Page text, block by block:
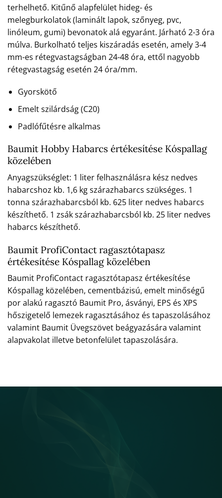
terhelhető. Kitűnő alapfelület hideg- és
melegburkolatok (laminált lapok, szőnyeg, pvc,
linóleum, gumi) bevonatok alá egyaránt. Járható 2-3 óra
múlva. Burkolható teljes kiszáradás esetén, amely 3-4
mm-es rétegvastagságban 24-48 óra, ettől nagyobb
rétegvastagság esetén 24 óra/mm.
Gyorskötő
Emelt szilárdság (C20)
Padlófűtésre alkalmas
Baumit Hobby Habarcs értékesítése Kóspallag
közelében
Anyagszükséglet: 1 liter felhasználásra kész nedves
habarcshoz kb. 1,6 kg szárazhabarcs szükséges. 1
tonna szárazhabarcsból kb. 625 liter nedves habarcs
készíthető. 1 zsák szárazhabarcsból kb. 25 liter nedves
habarcs készíthető.
Baumit ProfiContact ragasztótapasz
értékesítése Kóspallag közelében
Baumit ProfiContact ragasztótapasz értékesítése
Kóspallag közelében, cementbázisú, emelt minőségű
por alakú ragasztó Baumit Pro, ásványi, EPS és XPS
hőszigetelő lemezek ragasztásához és tapaszolásához
valamint Baumit Üvegszövet beágyazására valamint
alapvakolat illetve betonfelület tapaszolására.